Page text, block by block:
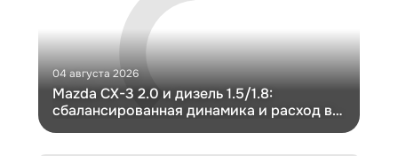
04 августа 2026
Mazda CX-3 2.0 и дизель 1.5/1.8:
сбалансированная динамика и расход в